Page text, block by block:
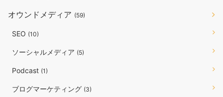
オウンドメディア (59)
SEO (10)
ソーシャルメディア (5)
Podcast (1)
ブログマーケティング (3)